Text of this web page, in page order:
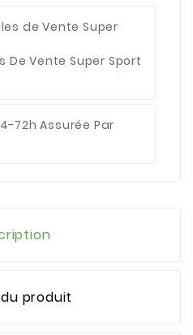
Vente Super Sport
72h Assurée Par
produit